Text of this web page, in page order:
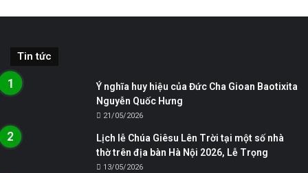
Tin tức
Ý nghĩa huy hiệu của Đức Cha Gioan Baotixita
Nguyễn Quốc Hưng
21/05/2026
Lịch lễ Chúa Giêsu Lên Trời tại một số nhà
thờ trên địa bàn Hà Nội 2026, Lễ Trọng
13/05/2026